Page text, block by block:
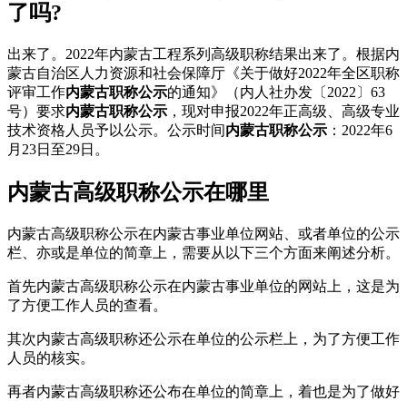
了吗?
出来了。2022年内蒙古工程系列高级职称结果出来了。根据内
蒙古自治区人力资源和社会保障厅《关于做好2022年全区职称
评审工作内蒙古职称公示的通知》（内人社办发〔2022〕63
号）要求内蒙古职称公示 ，现对申报2022年正高级、高级专业
技术资格人员予以公示。公示时间内蒙古职称公示 ：2022年6
月23日至29日。
内蒙古高级职称公示在哪里
内蒙古高级职称公示在内蒙古事业单位网站、或者单位的公示
栏、亦或是单位的简章上，需要从以下三个方面来阐述分析。
首先内蒙古高级职称公示在内蒙古事业单位的网站上，这是为
了方便工作人员的查看。
其次内蒙古高级职称还公示在单位的公示栏上，为了方便工作
人员的核实。
再者内蒙古高级职称还公布在单位的简章上，着也是为了做好